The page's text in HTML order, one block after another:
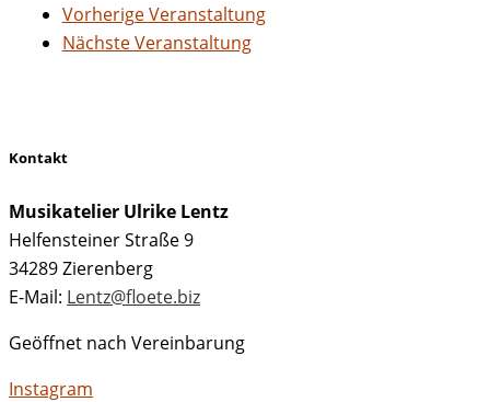
Vorherige Veranstaltung
Nächste Veranstaltung
Kontakt
Musikatelier Ulrike Lentz
Helfensteiner Straße 9
34289 Zierenberg
E-Mail: Lentz@floete.biz
Geöffnet nach Vereinbarung
Instagram